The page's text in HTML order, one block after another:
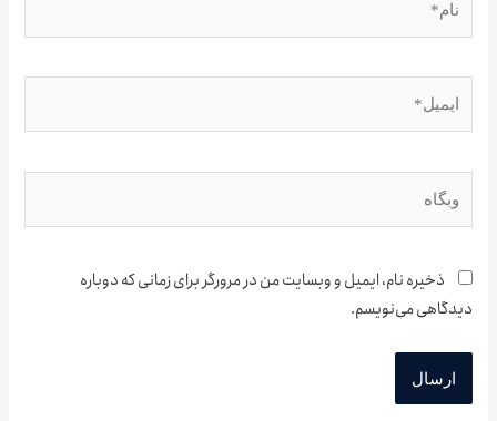
ذخیره نام، ایمیل و وبسایت من در مرورگر برای زمانی که دوباره
می‌نویسم.